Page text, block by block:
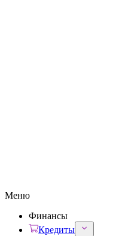
Меню
Финансы
Кредиты